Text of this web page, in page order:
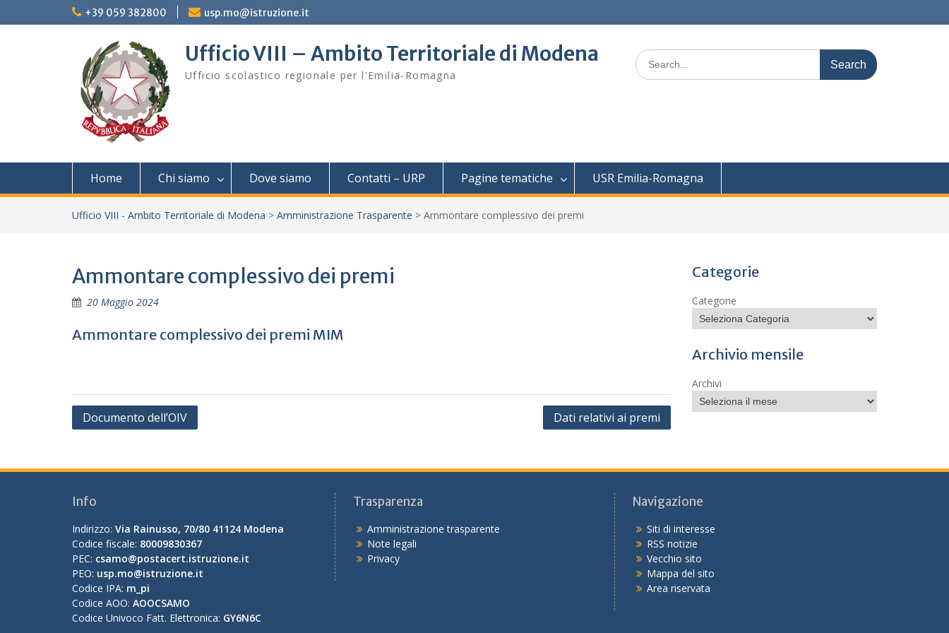
to
+39 059 382800 usp.mo@istruzione.it
Ufficio VIII – Ambito Territoriale di Modena
Ufficio scolastico regionale per l'Emilia-Romagna
Search
for:
Home Chi siamo Dove siamo Contatti – URP Pagine tematiche USR Emilia-Romagna
Ufficio VIII - Ambito Territoriale di Modena > Amministrazione Trasparente > Ammontare complessivo dei premi
Ammontare complessivo dei premi
20 Maggio 2024
Ammontare complessivo dei premi MIM
Navigazione
Documento dell’OIV Dati relativi ai premi
Categorie
Categorie
Archivio mensile
Archivi
Info
Indirizzo: Via Rainusso, 70/80 41124 Modena
Codice fiscale: 80009830367
PEC: csamo@postacert.istruzione.it
PEO: usp.mo@istruzione.it
Codice IPA: m_pi
Codice AOO: AOOCSAMO
Codice Univoco Fatt. Elettronica: GY6N6C
Trasparenza
Amministrazione trasparente
Note legali
Privacy
Navigazione
Siti di interesse
RSS notizie
Vecchio sito
Mappa del sito
Area riservata